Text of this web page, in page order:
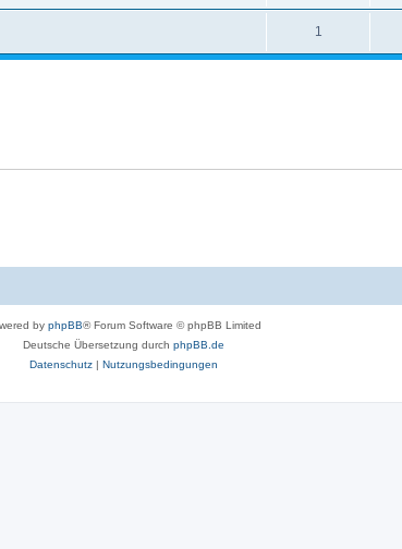
1
by phpBB® Forum Software © phpBB Limited
Deutsche Übersetzung durch phpBB.de
Datenschutz| Nutzungsbedingungen